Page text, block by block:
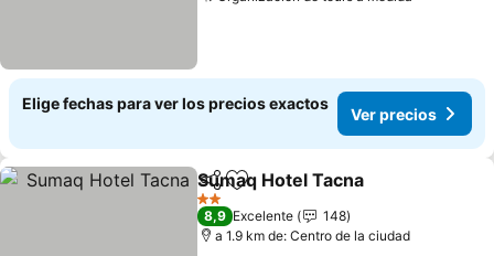
Elige fechas para ver los precios exactos
Ver precios
CompartirAgregar a favoritos
Sumaq Hotel Tacna
2 Estrellas
8,9 Excelente
148
a 1.9 km de: Centro de la ciudad